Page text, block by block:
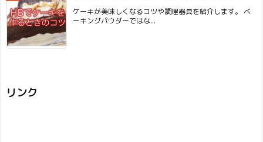
ケーキが美味しくなるコツや調理器具を紹介します。 ベ
ーキングパウダーではな...
リンク